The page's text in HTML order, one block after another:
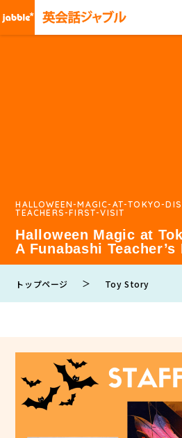
HALLOWEEN-MAGIC-AT-TOKYO-
TEACHERS-FIRST-VISIT
Halloween Magic at
A Funabashi
トップページ ＞ Toy Story